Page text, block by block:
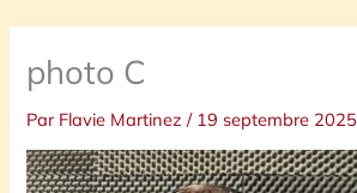
photo C
Par Flavie Martinez/ 19 septembre 2025